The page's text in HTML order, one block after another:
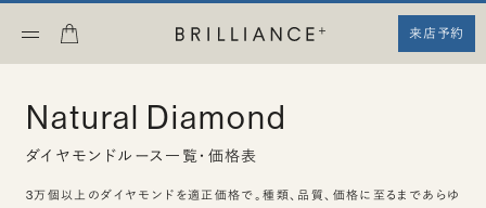
来店予約
Natural Diamond
ダイヤモンドルース一覧・価格表
3万個以上のダイヤモンドを適正価格で。種類、品質、価格に至るまであらゆ